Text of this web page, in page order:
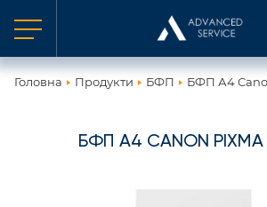
Головна Продукти БФП БФП А4
БФП А4 CANON PIXMA